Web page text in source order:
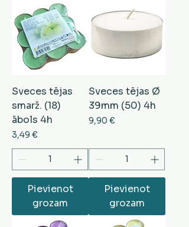
Sveces tējas
smarž. (18)
ābols 4h
Cena
3,49 €
Pievienot
grozam
Sveces tējas Ø
39mm (50) 4h
Cena
9,90 €
Pievienot
grozam